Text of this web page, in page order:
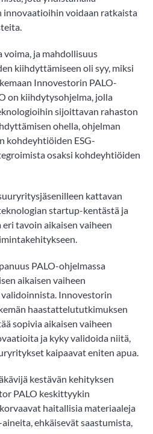
voidaan ratkaista
voima, ja mahdollisuus
kiihdyttämiseen oli syy, miksi
Innovestorin PALO-
on kiihdytysohjelma, jolla
sijoittavan rahaston
ohella, ohjelman
kohdeyhtiöiden ESG-
osaksi kohdeyhtiöiden
kattavan
startup-kentästä ja
tavoin aikaisen vaiheen
PALO-ohjelmassa
aikaisen vaiheen
Innovestorin
haastattelututkimuksen
sopivia aikaisen vaiheen
ja kyky validoida niitä,
kaipaavat eniten apua.
kestävän kehityksen
PALO keskittyykin
haitallisia materiaaleja
ehkäisevät saastumista,